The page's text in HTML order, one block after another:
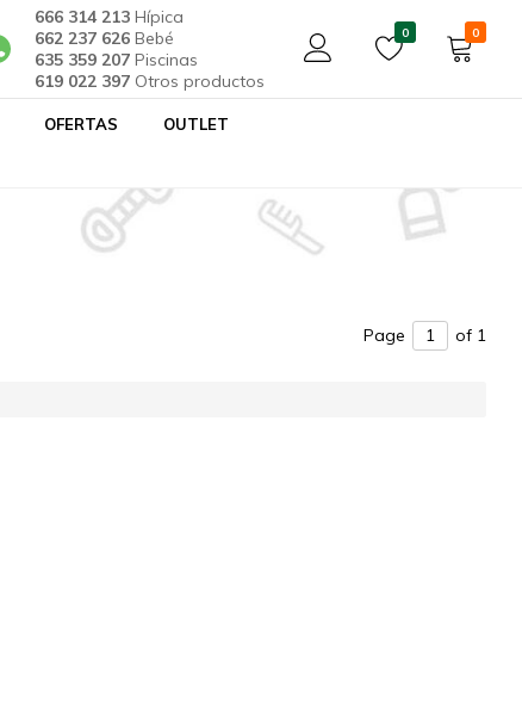
666 314 213 Hípica
662 237 626 Bebé
635 359 207 Piscinas
619 022 397 Otros productos
0 0
OFERTAS
OUTLET
Page of 1